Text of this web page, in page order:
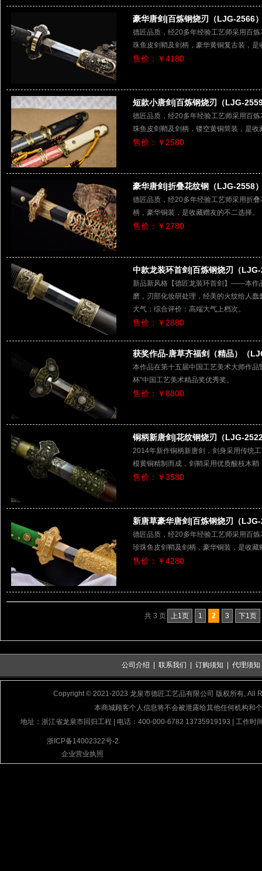
豪华唐剑|百炼钢烧刃（LJG-2566
德匠品质，经20多年经验工艺师采用百
珠鱼皮剑鞘及剑柄，豪华黄铜复古装，是
售价：￥4180
短款小唐剑|百炼钢烧刃（LJG-
德匠品质，经20多年经验工艺师采用百
珠鱼皮剑鞘及剑柄，镂空黄铜简装，是收
售价：￥2580
豪华唐剑|折叠花纹钢（LJG-2558
德匠品质，经20多年经验工艺师采用折
柄，豪华铜装，是收藏赠友的不二选择。
售价：￥2780
中款龙装环首剑|百炼钢烧刃（
新品新风格【德匠龙装环首剑】——本作
磨，刃部化妆研处理，经美的火纹给人
大气；综合评价：高端大气上档次。
售价：￥2880
获奖作品-唐草齐福剑（精品）（
本作品在第十五届中国工艺美术大师作
杯”中国工艺美术精品奖优秀奖。
售价：￥8800
铜柄新唐剑|花纹钢烧刃（LJG-
2014年新作铜柄新唐剑，剑身采用传统
模黄铜精制而成，剑鞘采用优质酸枝木
售价：￥3580
新唐草豪华唐剑|百炼钢烧刃（
德匠品质，经20多年经验工艺师采用百
珍珠鱼皮剑鞘及剑柄，豪华铜装，是收藏
售价：￥4280
共 3 页 上1页 1 2 3 下1页
公司介绍 联系我们 订购须知 代理须知
Copyright © 2021-2023 龙泉市德匠工艺品有限公司 版权所有, All
本商城顾客个人信息将不会被泄露给其他任何机构和
地址：浙江省龙泉市回归工程 | 电话：400-000-6782 13735919193 | 工作时
浙ICP备14002322号-2
企业营业执照